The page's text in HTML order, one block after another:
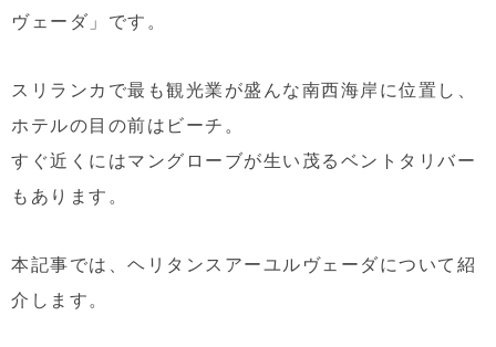
ヴェーダ」です。
スリランカで最も観光業が盛んな南西海岸に位置し、
ホテルの目の前はビーチ。
すぐ近くにはマングローブが生い茂るベントタリバー
もあります。
本記事では、ヘリタンスアーユルヴェーダについて紹
介します。